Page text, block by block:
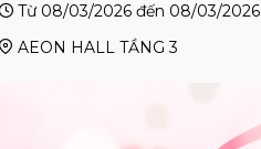
Từ 08/03/2026 đến 08/03/2026
AEON HALL TẦNG 3